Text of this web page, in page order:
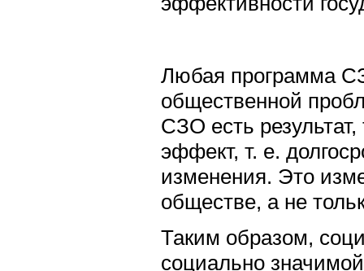
Любая программа
общественной
СЗО есть
эффект, т. е.
изменения. Это
обществе, а не
Таким образом,
социально